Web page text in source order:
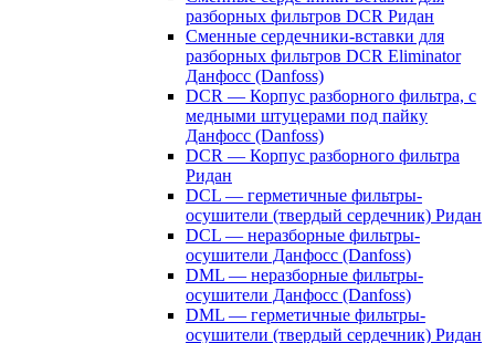
разборных фильтров DCR Ридан
Сменные сердечники-вставки для
разборных фильтров DCR Eliminator
Данфосс (Danfoss)
DCR — Корпус разборного фильтра, с
медными штуцерами под пайку
Данфосс (Danfoss)
DCR — Корпус разборного фильтра
Ридан
DCL — герметичные фильтры-
осушители (твердый сердечник) Ридан
DCL — неразборные фильтры-
осушители Данфосс (Danfoss)
DML — неразборные фильтры-
осушители Данфосс (Danfoss)
DML — герметичные фильтры-
осушители (твердый сердечник) Ридан